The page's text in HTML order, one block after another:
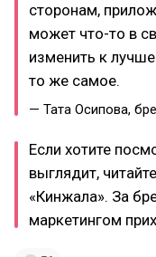
сторонам,
может что-то в
изменить к
то же самое.
— Тата Осипова,
Если хотите
выглядит, читайте
«Кинжала». За
маркетингом